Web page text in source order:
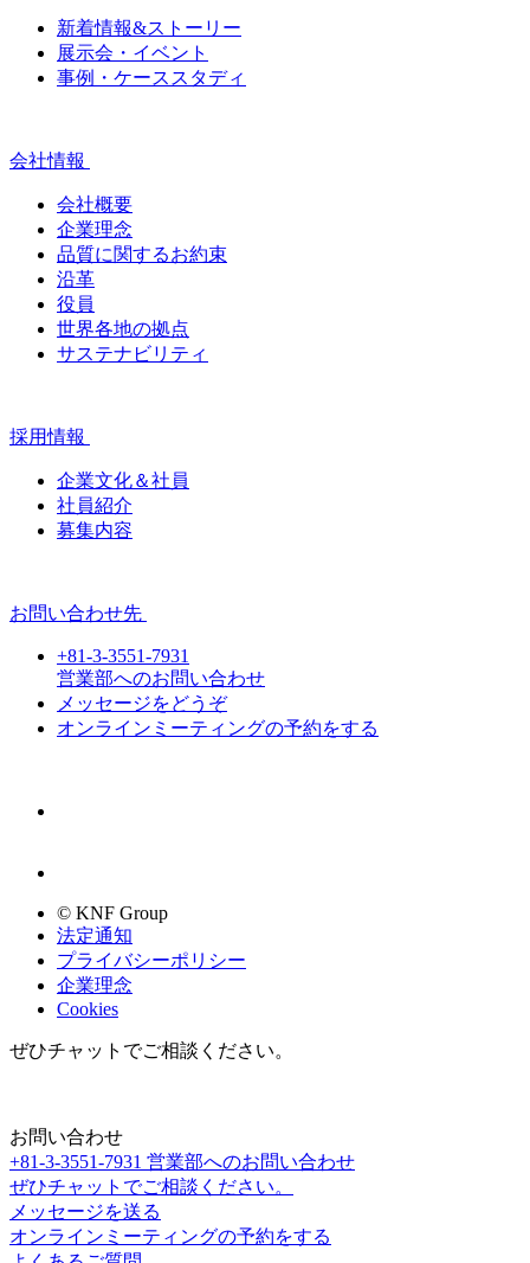
新着情報&ストーリー
展示会・イベント
事例・ケーススタディ
会社情報
会社概要
企業理念
品質に関するお約束
沿革
役員
世界各地の拠点
サステナビリティ
採用情報
企業文化＆社員
社員紹介
募集内容
お問い合わせ先
+81-3-3551-7931
営業部へのお問い合わせ
メッセージをどうぞ
オンラインミーティングの予約をする
© KNF Group
法定通知
プライバシーポリシー
企業理念
Cookies
ぜひチャットでご相談ください。
お問い合わせ
+81-3-3551-7931 営業部へのお問い合わせ
ぜひチャットでご相談ください。
メッセージを送る
オンラインミーティングの予約をする